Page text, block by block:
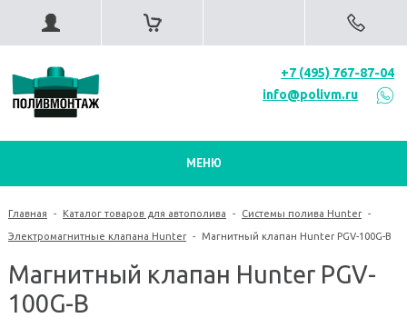
+7 (495) 767-87-04
info@polivm.ru
МЕНЮ
Главная - Каталог товаров для автополива - Системы полива Hunter -
Электромагнитные клапана Hunter - Магнитный клапан Hunter PGV-100G-B
Магнитный клапан Hunter PGV-
100G-B